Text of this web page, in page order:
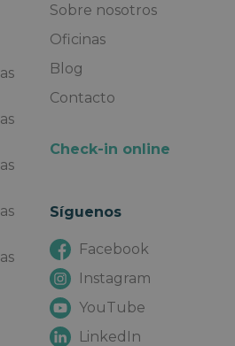
Sobre nosotros
Oficinas
Blog
Contacto
Check-in online
Síguenos
Facebook
Instagram
YouTube
LinkedIn